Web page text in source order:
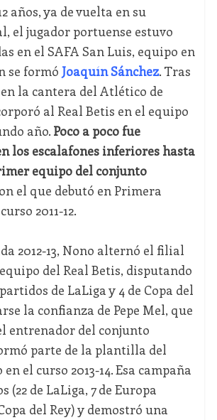
años, ya de vuelta en su
el jugador portuense estuvo
en el SAFA San Luis, equipo en
se formó Joaquín Sánchez. Tras
la cantera del Atlético de
al Real Betis en el equipo
año. Poco a poco fue
los escalafones inferiores hasta
equipo del conjunto
el que debutó en Primera
2011-12.
2012-13, Nono alternó el filial
del Real Betis, disputando
de LaLiga y 4 de Copa del
la confianza de Pepe Mel, que
entrenador del conjunto
parte de la plantilla del
el curso 2013-14. Esa campaña
(22 de LaLiga, 7 de Europa
del Rey) y demostró una